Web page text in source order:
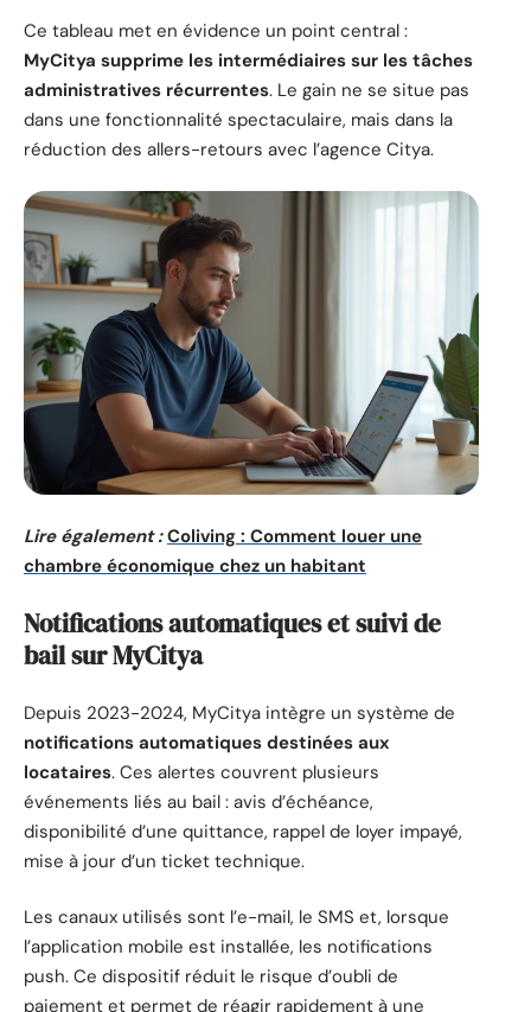
Ce tableau met en évidence un point central :
MyCitya supprime les intermédiaires sur les tâches
administratives récurrentes. Le gain ne se situe pas
dans une fonctionnalité spectaculaire, mais dans la
réduction des allers-retours avec l’agence Citya.
Lire également : Coliving : Comment louer une
chambre économique chez un habitant
Notifications automatiques et suivi de
bail sur MyCitya
Depuis 2023-2024, MyCitya intègre un système de
notifications automatiques destinées aux
locataires. Ces alertes couvrent plusieurs
événements liés au bail : avis d’échéance,
disponibilité d’une quittance, rappel de loyer impayé,
mise à jour d’un ticket technique.
Les canaux utilisés sont l’e-mail, le SMS et, lorsque
l’application mobile est installée, les notifications
push. Ce dispositif réduit le risque d’oubli de
paiement et permet de réagir rapidement à une